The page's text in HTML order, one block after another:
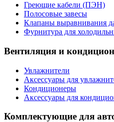
Греющие кабели (ПЭН)
Полосовые завесы
Клапаны выравнивания
Фурнитура для
Вентиляция и
Увлажнители
Аксессуары для
Кондиционеры
Аксессуары для
Комплектующие для